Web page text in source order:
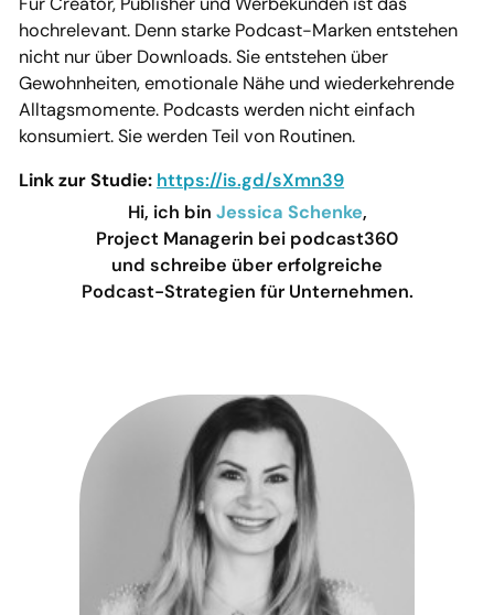
hochrelevant. Denn starke Podcast-Marken entstehen
nicht nur über Downloads. Sie entstehen über
Gewohnheiten, emotionale Nähe und wiederkehrende
Alltagsmomente. Podcasts werden nicht einfach
konsumiert. Sie werden Teil von Routinen.
Link zur Studie: https://is.gd/sXmn39
Hi, ich bin Jessica Schenke,
Project Managerin bei podcast360
und schreibe über erfolgreiche
Podcast-Strategien für Unternehmen.